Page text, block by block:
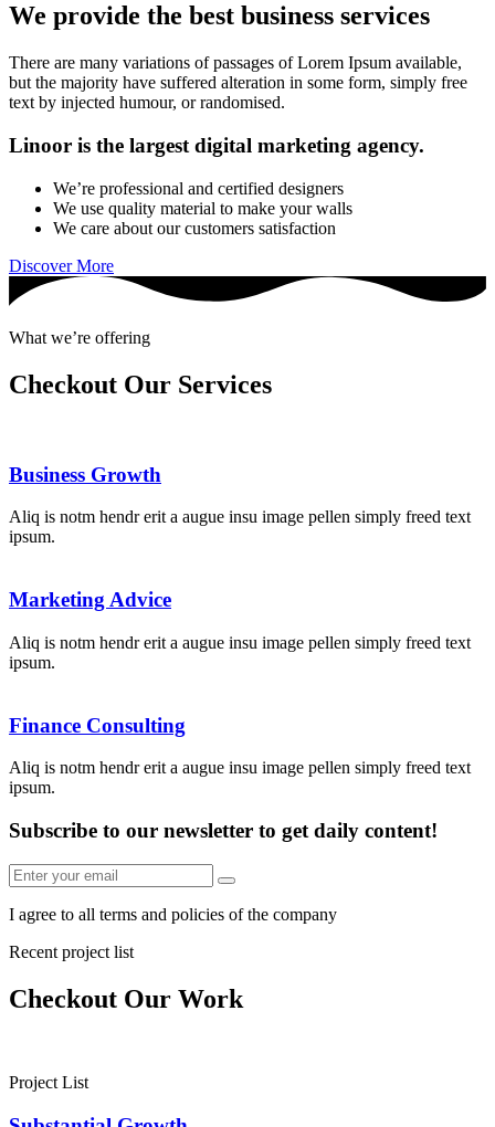
We provide the best business services
There are many variations of passages of Lorem Ipsum available,
but the majority have suffered alteration in some form, simply free
text by injected humour, or randomised.
Linoor is the largest digital marketing agency.
We’re professional and certified designers
We use quality material to make your walls
We care about our customers satisfaction
Discover More
What we’re offering
Checkout Our Services
Business Growth
Aliq is notm hendr erit a augue insu image pellen simply freed text
ipsum.
Marketing Advice
Aliq is notm hendr erit a augue insu image pellen simply freed text
ipsum.
Finance Consulting
Aliq is notm hendr erit a augue insu image pellen simply freed text
ipsum.
Subscribe to our newsletter to get daily content!
I agree to all terms and policies of the company
Recent project list
Checkout Our Work
Project List